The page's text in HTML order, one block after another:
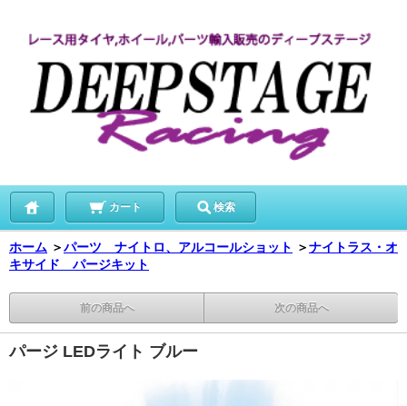
カート 検索
ホーム ＞パーツ ナイトロ、アルコールショット ＞ナイトラス・オ
キサイド パージキット
前の商品へ 次の商品へ
パージ LEDライト ブルー